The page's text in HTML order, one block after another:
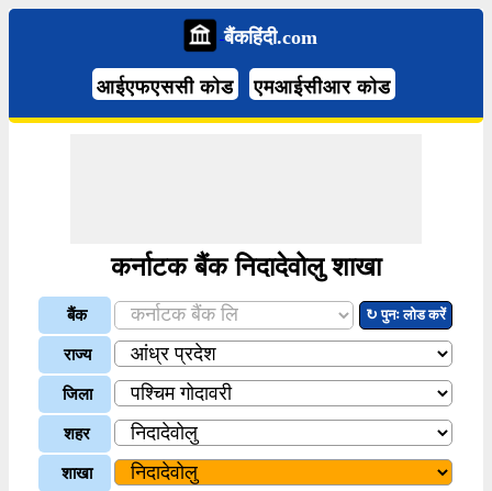
बैंकहिंदी.com
आईएफएससी कोड एमआईसीआर कोड
कर्नाटक बैंक निदादेवोलु शाखा
बैंक ↻ पुनः लोड करें
राज्य
जिला
शहर
शाखा